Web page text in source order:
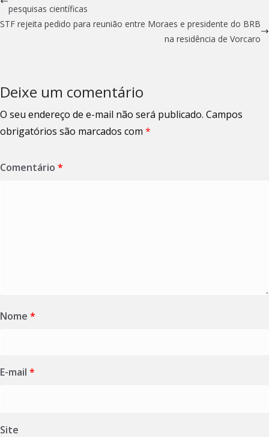
pesquisas científicas
STF rejeita pedido para reunião entre Moraes e presidente do BRB
na residência de Vorcaro
Deixe um comentário
O seu endereço de e-mail não será publicado. Campos
obrigatórios são marcados com *
Comentário *
Nome *
E-mail *
Site